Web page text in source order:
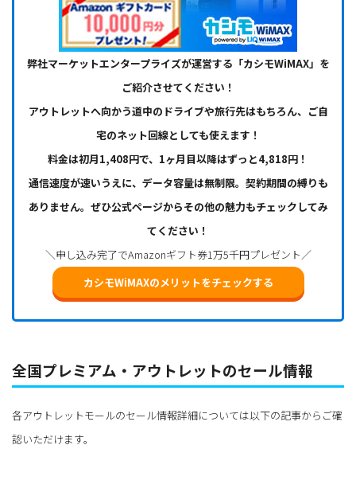
弊社マーケットエンタープライズが運営する「カシモWiMAX」を
ご紹介させてください！
アウトレットへ向かう道中のドライブや旅行先はもちろん、ご自
宅のネット回線としても使えます！
料金は初月1,408円で、1ヶ月目以降はずっと4,818円！
通信速度が速いうえに、データ容量は無制限。契約期間の縛りも
ありません。ぜひ公式ページからその他の魅力もチェックしてみ
てください！
＼申し込み完了でAmazonギフト券1万5千円プレゼント／
カシモWiMAXのメリットをチェックする
全国プレミアム・アウトレットのセール情報
各アウトレットモールのセール情報詳細については以下の記事からご確
認いただけます。